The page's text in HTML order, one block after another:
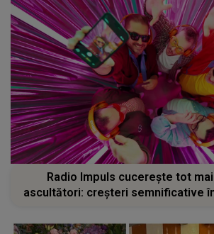
Radio Impuls cucerește tot
ascultători: creșteri semnificative